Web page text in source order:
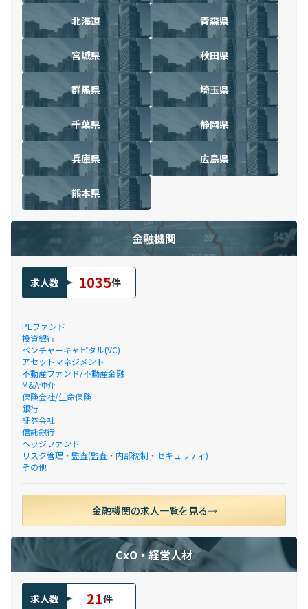
北海道 青森県
宮城県 秋田県
群馬県 埼玉県
千葉県 静岡県
兵庫県 広島県
熊本県
金融機関
求人数 1035件
PEファンド
投資銀行
ベンチャーキャピタル(VC)
アセットマネジメント
不動産ファンド/不動産金融
M&A仲介
保険会社/生命保険
銀行
証券会社
信託銀行
ヘッジファンド
リスク管理・監査(監査・内部統制・セキュリティ)
その他
金融機関の求人一覧を見る
CxO・経営人材
求人数 21件